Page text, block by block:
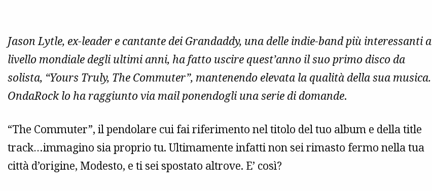
Jason Lytle, ex-leader e cantante dei Grandaddy, una delle indie-band più interessanti a
livello mondiale degli ultimi anni, ha fatto uscire quest’anno il suo primo disco da
solista, “Yours Truly, The Commuter”, mantenendo elevata la qualità della sua musica.
OndaRock lo ha raggiunto via mail ponendogli una serie di domande.
“The Commuter”, il pendolare cui fai riferimento nel titolo del tuo album e della title
track…immagino sia proprio tu. Ultimamente infatti non sei rimasto fermo nella tua
città d’origine, Modesto, e ti sei spostato altrove. E’ così?